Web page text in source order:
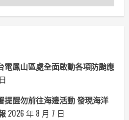
電鳳山區處全面啟動各項防颱應
提醒勿前往海邊活動 發現海洋
2026 年 8 月 7 日